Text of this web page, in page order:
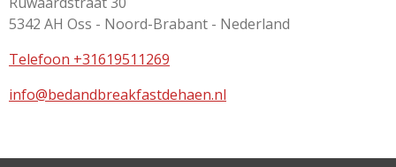
5342 AH Oss - Noord-Brabant - Nederland
Telefoon +31619511269
info@bedandbreakfastdehaen.nl